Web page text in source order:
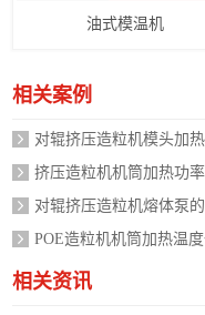
油式模温机
相关案例
对辊挤压造粒机模头加
挤压造粒机机筒加热功
对辊挤压造粒机熔体泵
POE造粒机机筒加热温
相关资讯